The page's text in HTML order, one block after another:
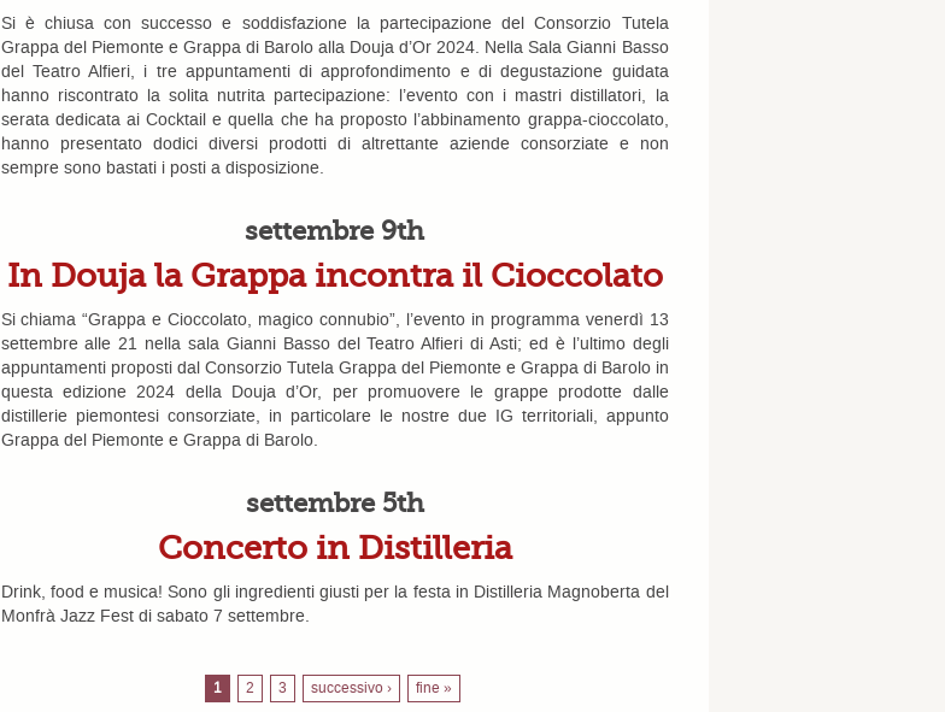
Si è chiusa con successo e soddisfazione la partecipazione del Consorzio Tutela
Grappa del Piemonte e Grappa di Barolo alla Douja d’Or 2024. Nella Sala Gianni Basso
del Teatro Alfieri, i tre appuntamenti di approfondimento e di degustazione guidata
hanno riscontrato la solita nutrita partecipazione: l’evento con i mastri distillatori, la
serata dedicata ai Cocktail e quella che ha proposto l’abbinamento grappa-cioccolato,
hanno presentato dodici diversi prodotti di altrettante aziende consorziate e non
sempre sono bastati i posti a disposizione.
settembre 9th
In Douja la Grappa incontra il Cioccolato
Si chiama “Grappa e Cioccolato, magico connubio”, l’evento in programma venerdì 13
settembre alle 21 nella sala Gianni Basso del Teatro Alfieri di Asti; ed è l’ultimo degli
appuntamenti proposti dal Consorzio Tutela Grappa del Piemonte e Grappa di Barolo in
questa edizione 2024 della Douja d’Or, per promuovere le grappe prodotte dalle
distillerie piemontesi consorziate, in particolare le nostre due IG territoriali, appunto
Grappa del Piemonte e Grappa di Barolo.
settembre 5th
Concerto in Distilleria
Drink, food e musica! Sono gli ingredienti giusti per la festa in Distilleria Magnoberta del
Monfrà Jazz Fest di sabato 7 settembre.
1 2 3 successivo › fine »